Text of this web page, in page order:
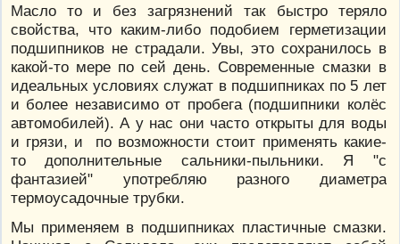
Масло то и без загрязнений так быстро теряло
свойства, что каким-либо подобием герметизации
подшипников не страдали. Увы, это сохранилось в
какой-то мере по сей день. Современные смазки в
идеальных условиях служат в подшипниках по 5 лет
и более независимо от пробега (подшипники колёс
автомобилей). А у нас они часто открыты для воды
и грязи, и по возможности стоит применять какие-
то дополнительные сальники-пыльники. Я "с
фантазией" употребляю разного диаметра
термоусадочные трубки.
Мы применяем в подшипниках пластичные смазки.